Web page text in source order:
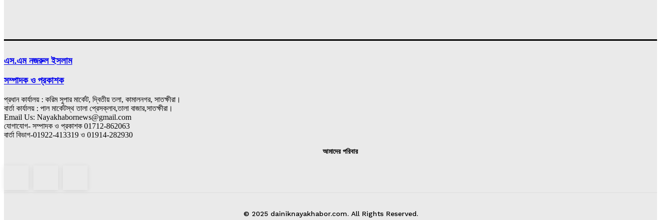
এস.এম নজরুল ইসলাম
সম্পাদক ও প্রকাশক
প্রধান কার্যালয় : করিম সুপার মার্কেট, দ্বিতীয় তলা, কামালনগর, সাতক্ষীরা।
বার্তা কার্যালয় : পাল মার্কেটস্থ তালা প্রেসক্লাব,তালা বাজার,সাতক্ষীরা।
Email Us: Nayakhabornews@gmail.com
যোগাযোগ- সম্পাদক ও প্রকাশক 01712-862063
বার্তা বিভাগ-01922-413319 ও 01914-282930
আমাদের পরিবার
© 2025 dainiknayakhabor.com. All Rights Reserved.